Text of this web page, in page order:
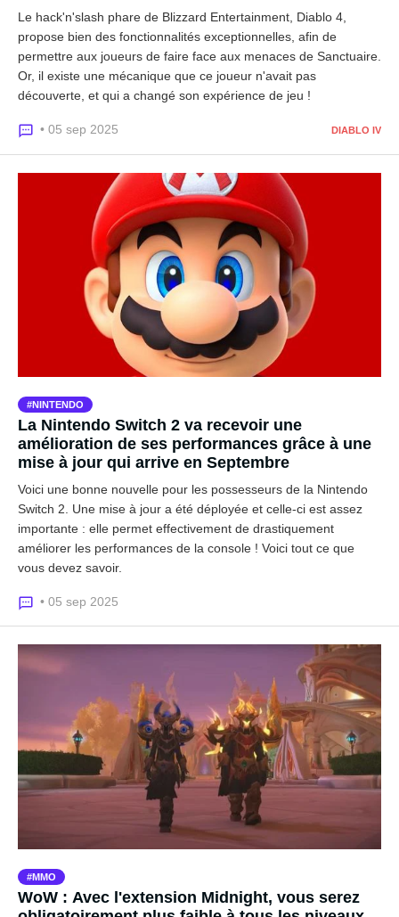
Le hack'n'slash phare de Blizzard Entertainment, Diablo 4,
propose bien des fonctionnalités exceptionnelles, afin de
permettre aux joueurs de faire face aux menaces de Sanctuaire.
Or, il existe une mécanique que ce joueur n'avait pas
découverte, et qui a changé son expérience de jeu !
• 05 sep 2025 DIABLO IV
NINTENDO
La Nintendo Switch 2 va recevoir une
amélioration de ses performances grâce à une
mise à jour qui arrive en Septembre
Voici une bonne nouvelle pour les possesseurs de la Nintendo
Switch 2. Une mise à jour a été déployée et celle-ci est assez
importante : elle permet effectivement de drastiquement
améliorer les performances de la console ! Voici tout ce que
vous devez savoir.
• 05 sep 2025
MMO
WoW : Avec l'extension Midnight, vous serez